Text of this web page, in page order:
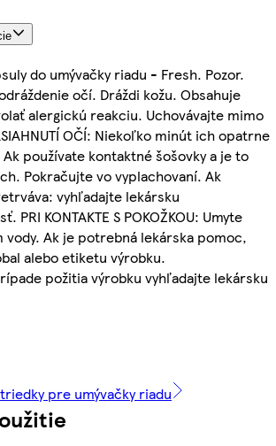
do umývačky riadu - Fresh. Pozor.
očí. Dráždi kožu. Obsahuje
alergickú reakciu. Uchovávajte mimo
OČÍ: Niekoľko minút ich opatrne
používate kontaktné šošovky a je to
Pokračujte vo vyplachovaní. Ak
vyhľadajte lekársku
KONTAKTE S POKOŽKOU: Umyte
Ak je potrebná lekárska pomoc,
alebo etiketu výrobku.
požitia výrobku vyhľadajte lekársku
pre umývačky riadu